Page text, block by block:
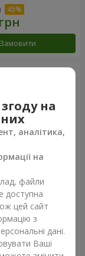
Замовити
Замовити
на
аналітика,
на
файли
доступна
цей сайт
з
дані.
Ваші